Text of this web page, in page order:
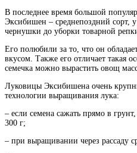
В последнее время большой
Эксибишен – среднепоздний сорт,
чернушки до уборки товарной
Его полюбили за то, что он
вкусом. Также его отличает такая
семечка можно вырастить овощ
Луковицы Эксибишена очень
технологии выращивания лука:
– если семена сажать прямо в
300 г;
– при выращивании через рассаду